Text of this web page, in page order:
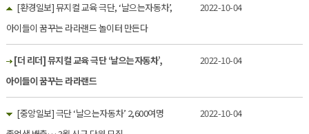
[환경일보] 뮤지컬 교육 극단, ‘날으는자동차’,
아이들이 꿈꾸는 라라랜드 놀이터 만든다
2022-10-04
[더 리더] 뮤지컬 교육 극단 ‘날으는자동차’,
아이들이 꿈꾸는 라라랜드
2022-10-04
[중앙일보] 극단 ‘날으는자동차’ 2,600여명
2022-10-04